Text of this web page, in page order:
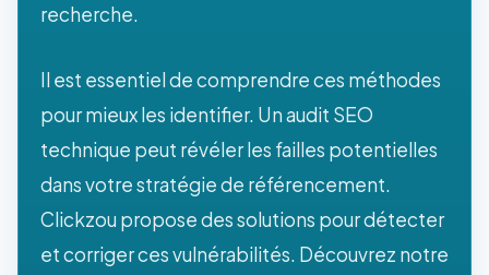
recherche.
Il est essentiel de comprendre ces méthodes
pour mieux les identifier. Un audit SEO
technique peut révéler les failles potentielles
dans votre stratégie de référencement.
Clickzou propose des solutions pour détecter
et corriger ces vulnérabilités. Découvrez notre